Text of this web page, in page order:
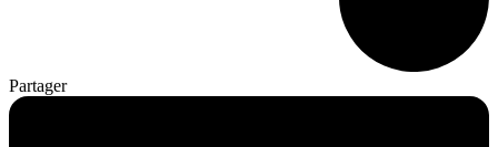
Partager